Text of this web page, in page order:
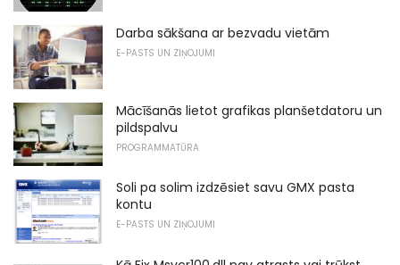
Darba sākšana ar bezvadu vietām
E-PASTS UN ZIŅOJUMI
Mācīšanās lietot grafikas planšetdatoru un
pildspalvu
PROGRAMMATŪRA
Soli pa solim izdzēsiet savu GMX pasta
kontu
E-PASTS UN ZIŅOJUMI